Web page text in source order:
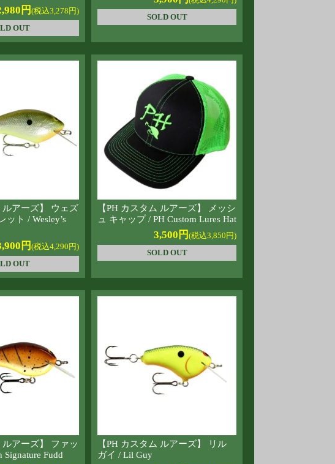
円(税込3,278円)
OUT
SOLD OUT
ルアーズ】 ウェズ
ット / Wesley’s
円(税込4,290円)
OUT
【PH カスタム ルアーズ】 メッシ
ュ キャップ / PH Custom Lures Hat
3,500円 (税込3,850円)
SOLD OUT
ルアーズ】 ファッ
Signature Fudd
【PH カスタム ルアーズ】 リル
ガイ / Lil Guy